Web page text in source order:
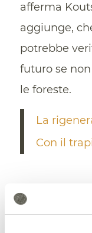
afferma
aggiunge,
potrebbe
futuro se
le foreste.
La
Con il